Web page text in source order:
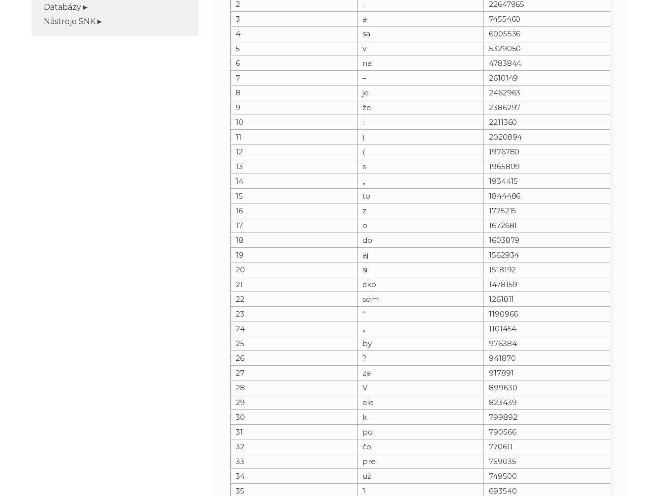
e
t
Databázy
Nástroje SNK
2
.
22647965
3
a
7455460
4
sa
6005536
5
v
5329050
6
na
4783844
7
–
2610149
8
je
2462963
9
že
2386297
10
:
2211360
11
)
2020894
12
(
1976780
13
s
1965809
14
„
1934415
15
to
1844486
16
z
1775215
17
o
1672681
18
do
1603879
19
aj
1562934
20
si
1518192
21
ako
1478159
22
som
1261811
23
“
1190966
24
„
1101454
25
by
976384
26
?
941870
27
za
917891
28
V
899630
29
ale
823439
30
k
799892
31
po
790566
32
čo
770611
33
pre
759035
34
už
749500
35
1
693540